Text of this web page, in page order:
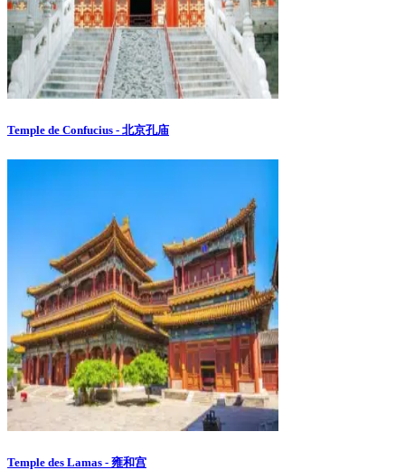
Temple de Confucius - 北京孔庙
Temple des Lamas - 雍和宫